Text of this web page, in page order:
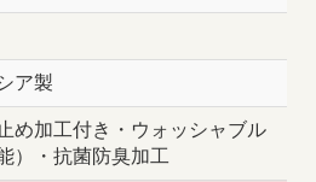
ア製
め加工付き・ウォッシャブル
）・抗菌防臭加工